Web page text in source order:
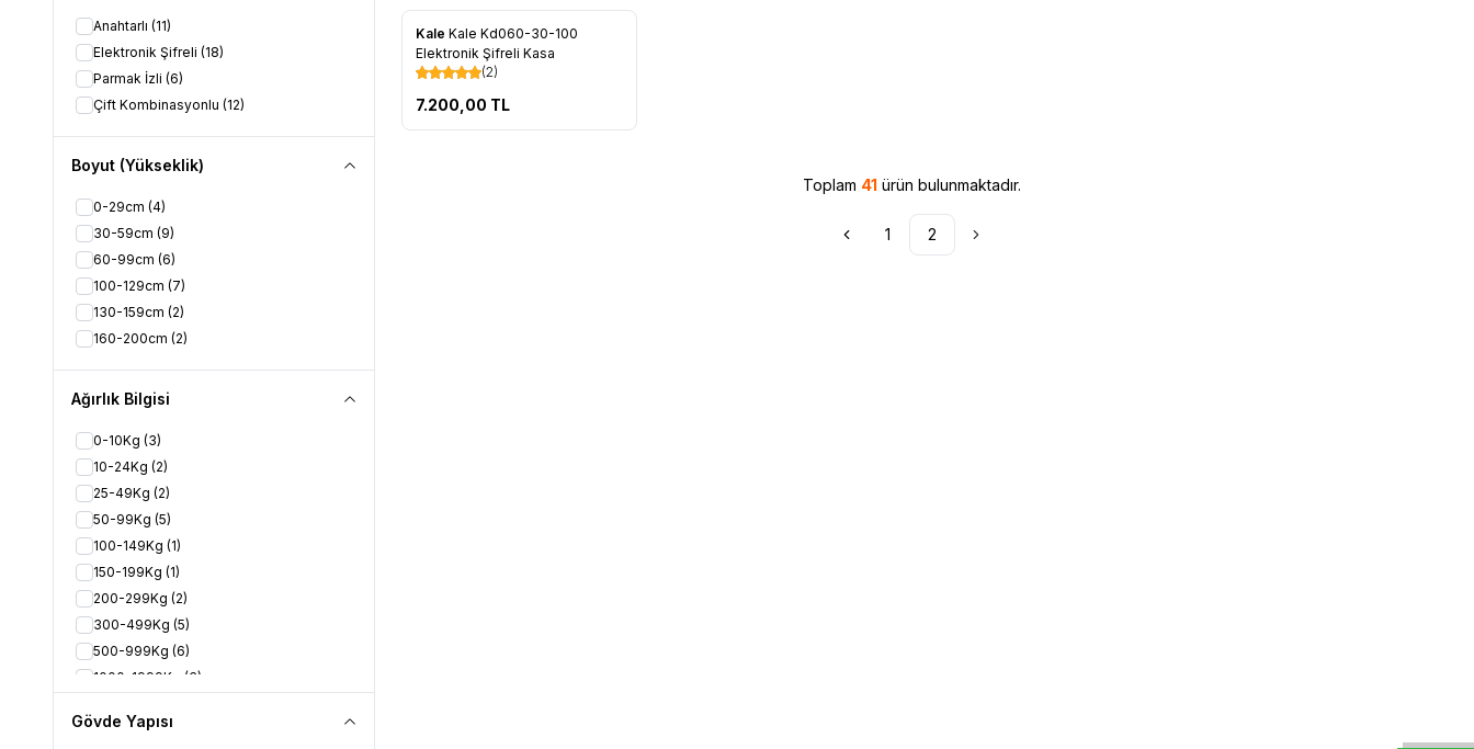
Anahtarlı (11)
Elektronik Şifreli (18)
Parmak İzli (6)
Çift Kombinasyonlu (12)
Boyut (Yükseklik)
0-29cm (4)
30-59cm (9)
60-99cm (6)
100-129cm (7)
130-159cm (2)
160-200cm (2)
Ağırlık Bilgisi
0-10Kg (3)
10-24Kg (2)
25-49Kg (2)
50-99Kg (5)
100-149Kg (1)
150-199Kg (1)
200-299Kg (2)
300-499Kg (5)
500-999Kg (6)
1000-1999Kg (3)
Gövde Yapısı
Favorilere Ekle
Ön Sipariş Ver!
Kale Kale Kd060-30-100
Elektronik Şifreli Kasa
(2)
7.200,00 TL
Toplam 41 ürün bulunmaktadır.
1 2